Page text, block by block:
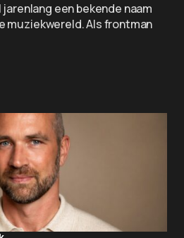
een bekende naam
muziekwereld. Als frontman